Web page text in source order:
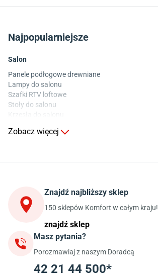
Najpopularniejsze
Salon
Panele podłogowe drewniane
Lampy do salonu
Szafki RTV loftowe
Stoły do salonu
Stoły do kuchni
Szafki kuchenne wiszące (górne)
Szafki pod zlewozmywak
Blaty kuchenne laminowane
Jadalnia
Stoły do jadalni
Krzesła do jadalni
Dywany szare
Zobacz więcej
Znajdź najbliższy sklep
150 sklepów Komfort w całym kraju!
znajdź sklep
Masz pytania?
Porozmawiaj z naszym Doradcą
42 21 44 500*